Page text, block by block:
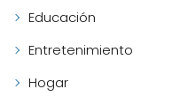
Educación
Entretenimiento
Hogar